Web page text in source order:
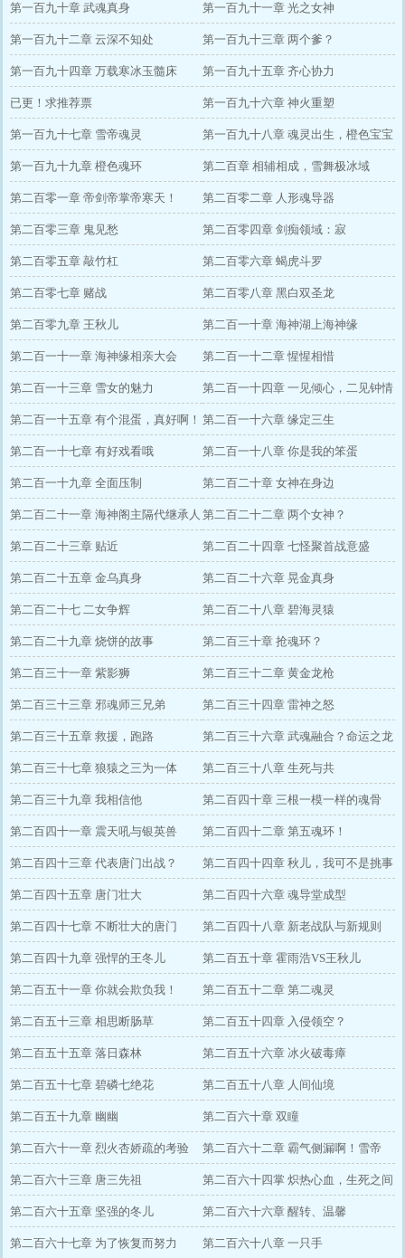
第一百九十章 武魂真身 第一百九十一章 光之女神
第一百九十二章 云深不知处 第一百九十三章 两个爹？
第一百九十四章 万载寒冰玉髓床 第一百九十五章 齐心协力
已更！求推荐票 第一百九十六章 神火重塑
第一百九十七章 雪帝魂灵 第一百九十八章 魂灵出生，橙色宝宝
第一百九十九章 橙色魂环 第二百章 相辅相成，雪舞极冰域
第二百零一章 帝剑帝掌帝寒天！ 第二百零二章 人形魂导器
第二百零三章 鬼见愁 第二百零四章 剑痴领域：寂
第二百零五章 敲竹杠 第二百零六章 蝎虎斗罗
第二百零七章 赌战 第二百零八章 黑白双圣龙
第二百零九章 王秋儿 第二百一十章 海神湖上海神缘
第二百一十一章 海神缘相亲大会 第二百一十二章 惺惺相惜
第二百一十三章 雪女的魅力 第二百一十四章 一见倾心，二见钟情
第二百一十五章 有个混蛋，真好啊！ 第二百一十六章 缘定三生
第二百一十七章 有好戏看哦 第二百一十八章 你是我的笨蛋
第二百一十九章 全面压制 第二百二十章 女神在身边
第二百二十一章 海神阁主隔代继承人 第二百二十二章 两个女神？
第二百二十三章 贴近 第二百二十四章 七怪聚首战意盛
第二百二十五章 金乌真身 第二百二十六章 晃金真身
第二百二十七 二女争辉 第二百二十八章 碧海灵猿
第二百二十九章 烧饼的故事 第二百三十章 抢魂环？
第二百三十一章 紫影狮 第二百三十二章 黄金龙枪
第二百三十三章 邪魂师三兄弟 第二百三十四章 雷神之怒
第二百三十五章 救援，跑路 第二百三十六章 武魂融合？命运之龙
吟
第二百三十七章 狼猿之三为一体 第二百三十八章 生死与共
第二百三十九章 我相信他 第二百四十章 三根一模一样的魂骨
第二百四十一章 震天吼与银英兽 第二百四十二章 第五魂环！
第二百四十三章 代表唐门出战？ 第二百四十四章 秋儿，我可不是挑事
儿的人
第二百四十五章 唐门壮大 第二百四十六章 魂导堂成型
第二百四十七章 不断壮大的唐门 第二百四十八章 新老战队与新规则
第二百四十九章 强悍的王冬儿 第二百五十章 霍雨浩VS王秋儿
第二百五十一章 你就会欺负我！ 第二百五十二章 第二魂灵
第二百五十三章 相思断肠草 第二百五十四章 入侵领空？
第二百五十五章 落日森林 第二百五十六章 冰火破毒瘴
第二百五十七章 碧磷七绝花 第二百五十八章 人间仙境
第二百五十九章 幽幽 第二百六十章 双瞳
第二百六十一章 烈火杏娇疏的考验 第二百六十二章 霸气侧漏啊！雪帝
第二百六十三章 唐三先祖 第二百六十四掌 炽热心血，生死之间
第二百六十五章 坚强的冬儿 第二百六十六章 醒转、温馨
第二百六十七章 为了恢复而努力 第二百六十八章 一只手